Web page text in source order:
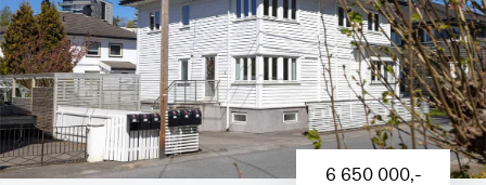
6 650 000,-